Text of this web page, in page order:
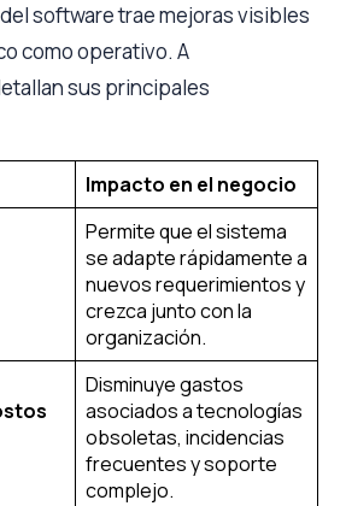
software trae mejoras visibles
como operativo. A
sus principales
Impacto en el negocio
Permite que el sistema
se adapte rápidamente a
nuevos requerimientos y
crezca junto con la
organización.
Disminuye gastos
asociados a tecnologías
obsoletas, incidencias
frecuentes y soporte
complejo.